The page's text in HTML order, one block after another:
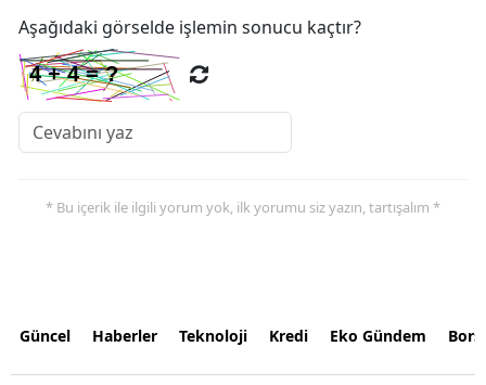
Aşağıdaki görselde işlemin sonucu kaçtır?
* Bu içerik ile ilgili yorum yok, ilk yorumu siz yazın, tartışalım *
Güncel Haberler Teknoloji Kredi Eko Gündem